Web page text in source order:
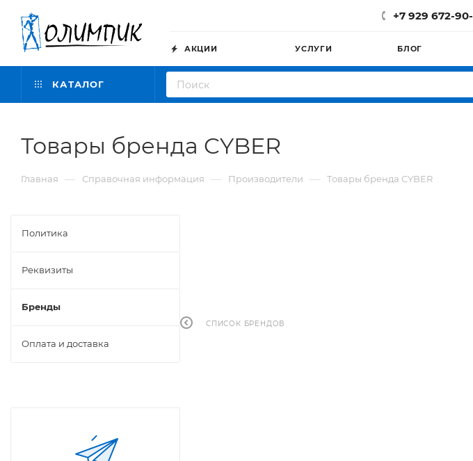
+7 929 672-
АКЦИИ УСЛУГИ БЛОГ
КАТАЛОГ
Товары бренда CYBER
Главная — Справочная информация — Производители — Товары бренда CYBER
СПИСОК БРЕНДОВ
Политика
Реквизиты
Бренды
Оплата и доставка